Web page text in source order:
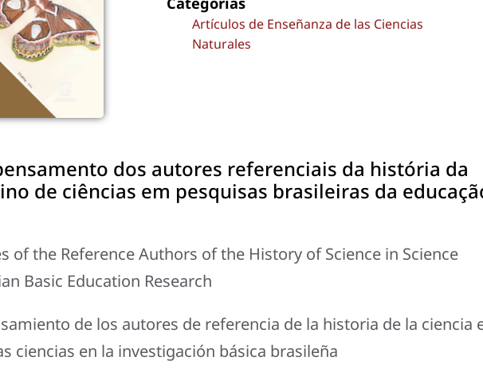
Artículos de Enseñanza de las Ciencias
Naturales
dos autores referenciais da história da
de ciências em pesquisas brasileiras da
of the Reference Authors of the History of Science in Science
Basic Education Research
de los autores de referencia de la historia de la ciencia
ciencias en la investigación básica brasileña